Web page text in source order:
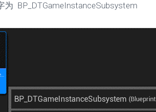
为 BP_DTGameInstanceSubsystem